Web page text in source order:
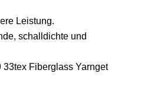
Leistung.
schalldichte und